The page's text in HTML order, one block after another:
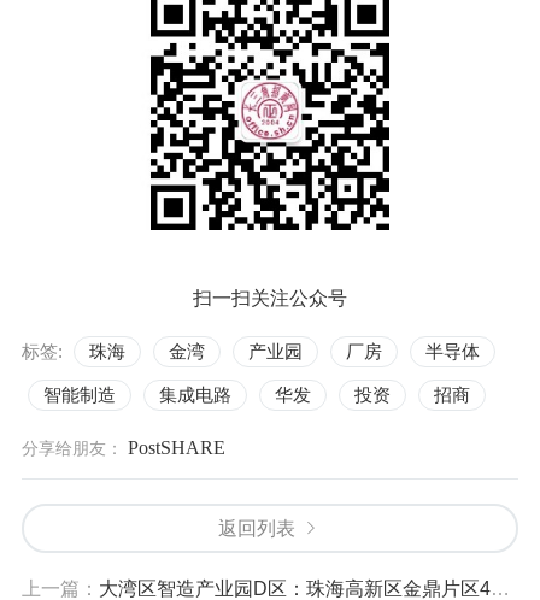
扫一扫关注公众号
标签: 珠海 金湾 产业园 厂房 半导体
智能制造 集成电路 华发 投资 招商
分享给朋友： PostSHARE
返回列表
上一篇： 大湾区智造产业园D区：珠海高新区金鼎片区48.1万㎡智能制造产业新城